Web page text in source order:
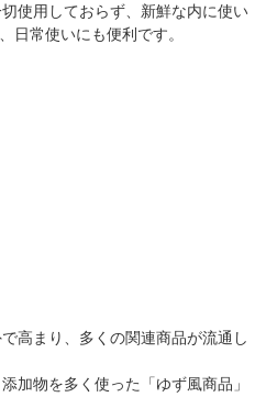
使用しておらず、新鮮な内に使い
日常使いにも便利です。
高まり、多くの関連商品が流通し
加物を多く使った「ゆず風商品」